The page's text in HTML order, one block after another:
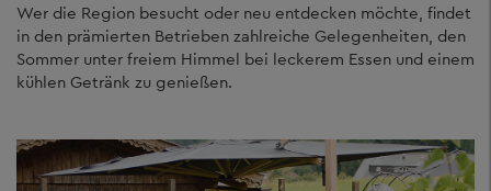
Wer die Region besucht oder neu entdecken möchte, findet
in den prämierten Betrieben zahlreiche Gelegenheiten, den
Sommer unter freiem Himmel bei leckerem Essen und einem
kühlen Getränk zu genießen.